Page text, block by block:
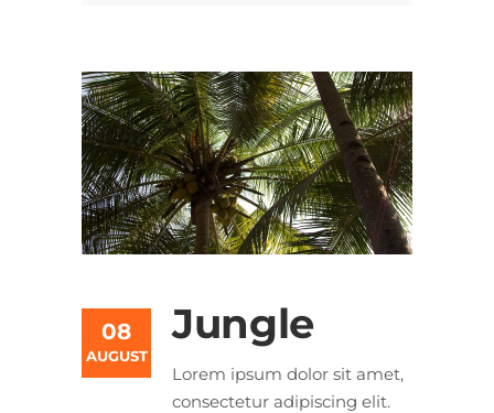
08
AUGUST
Jungle
Lorem ipsum dolor sit amet,
consectetur adipiscing elit.